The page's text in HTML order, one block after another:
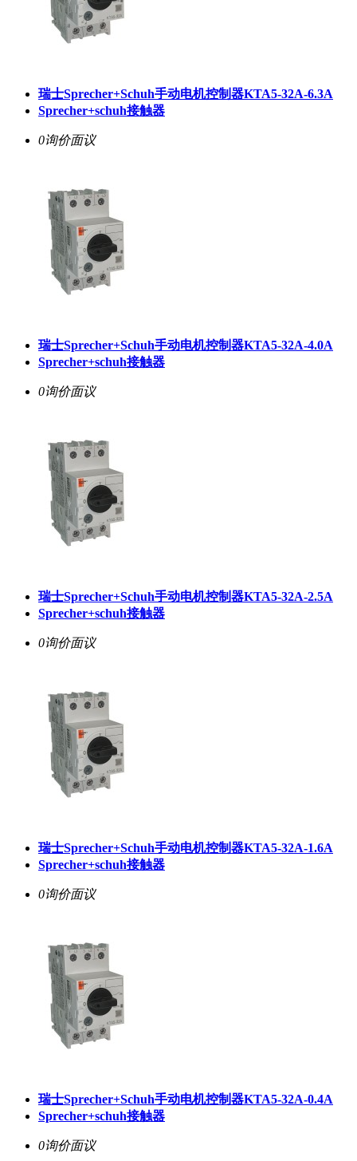
瑞士Sprecher+Schuh手动电机控制器KTA5-32A-6.3A
Sprecher+schuh接触器
0询价面议
瑞士Sprecher+Schuh手动电机控制器KTA5-32A-4.0A
Sprecher+schuh接触器
0询价面议
瑞士Sprecher+Schuh手动电机控制器KTA5-32A-2.5A
Sprecher+schuh接触器
0询价面议
瑞士Sprecher+Schuh手动电机控制器KTA5-32A-1.6A
Sprecher+schuh接触器
0询价面议
瑞士Sprecher+Schuh手动电机控制器KTA5-32A-0.4A
Sprecher+schuh接触器
0询价面议